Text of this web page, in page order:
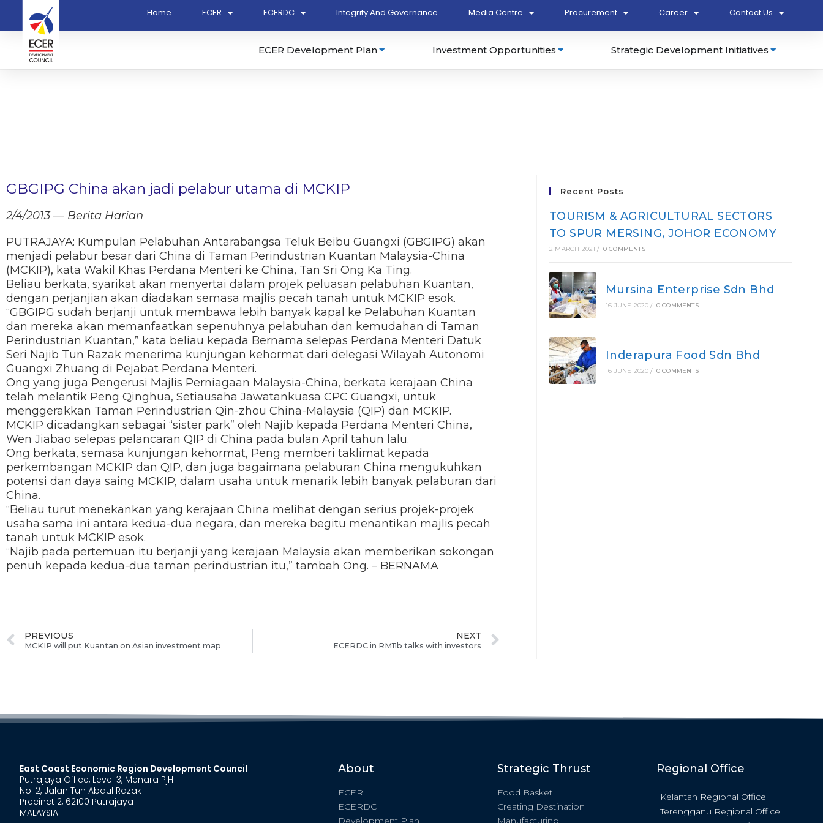
Home ECER ECERDC Integrity And Governance Media Centre Procurement Career Contact Us
ECER Development Plan Investment Opportunities Strategic Development Initiatives
GBGIPG China akan jadi pelabur utama di MCKIP
2/4/2013 — Berita Harian
PUTRAJAYA: Kumpulan Pelabuhan Antarabangsa Teluk Beibu Guangxi (GBGIPG) akan
menjadi pelabur besar dari China di Taman Perindustrian Kuantan Malaysia-China
(MCKIP), kata Wakil Khas Perdana Menteri ke China, Tan Sri Ong Ka Ting.
Beliau berkata, syarikat akan menyertai dalam projek peluasan pelabuhan Kuantan,
dengan perjanjian akan diadakan semasa majlis pecah tanah untuk MCKIP esok.
“GBGIPG sudah berjanji untuk membawa lebih banyak kapal ke Pelabuhan Kuantan
dan mereka akan memanfaatkan sepenuhnya pelabuhan dan kemudahan di Taman
Perindustrian Kuantan,” kata beliau kepada Bernama selepas Perdana Menteri Datuk
Seri Najib Tun Razak menerima kunjungan kehormat dari delegasi Wilayah Autonomi
Guangxi Zhuang di Pejabat Perdana Menteri.
Ong yang juga Pengerusi Majlis Perniagaan Malaysia-China, berkata kerajaan China
telah melantik Peng Qinghua, Setiausaha Jawatankuasa CPC Guangxi, untuk
menggerakkan Taman Perindustrian Qin-zhou China-Malaysia (QIP) dan MCKIP.
MCKIP dicadangkan sebagai “sister park” oleh Najib kepada Perdana Menteri China,
Wen Jiabao selepas pelancaran QIP di China pada bulan April tahun lalu.
Ong berkata, semasa kunjungan kehormat, Peng memberi taklimat kepada
perkembangan MCKIP dan QIP, dan juga bagaimana pelaburan China mengukuhkan
potensi dan daya saing MCKIP, dalam usaha untuk menarik lebih banyak pelaburan dari
China.
“Beliau turut menekankan yang kerajaan China melihat dengan serius projek-projek
usaha sama ini antara kedua-dua negara, dan mereka begitu menantikan majlis pecah
tanah untuk MCKIP esok.
“Najib pada pertemuan itu berjanji yang kerajaan Malaysia akan memberikan sokongan
penuh kepada kedua-dua taman perindustrian itu,” tambah Ong. – BERNAMA
PREVIOUS
MCKIP will put Kuantan on Asian investment map
NEXT
ECERDC in RM11b talks with investors
Recent Posts
TOURISM & AGRICULTURAL SECTORS
TO SPUR MERSING, JOHOR ECONOMY
2 MARCH 2021 / 0 COMMENTS
Mursina Enterprise Sdn Bhd
16 JUNE 2020 / 0 COMMENTS
Inderapura Food Sdn Bhd
16 JUNE 2020 / 0 COMMENTS
East Coast Economic Region Development Council
Putrajaya Office, Level 3, Menara PjH
No. 2, Jalan Tun Abdul Razak
Precinct 2, 62100 Putrajaya
MALAYSIA
About
ECER
ECERDC
Development Plan
Strategic Thrust
Food Basket
Creating Destination
Manufacturing
Regional Office
Kelantan Regional Office
Terengganu Regional Office